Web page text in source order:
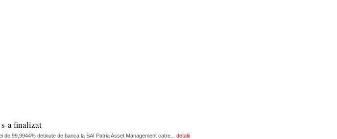
s-a finalizat
99,9944% detinute de banca la SAI Patria Asset Management catre... detalii